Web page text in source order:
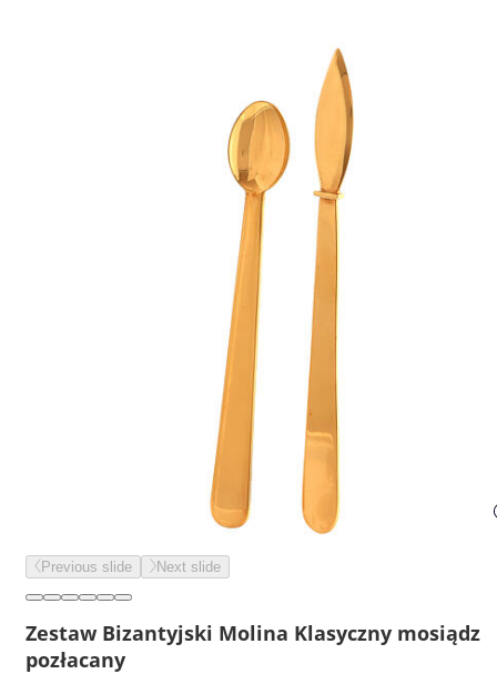
Previous slide Next slide
Zestaw Bizantyjski Molina Klasyczny mosiądz
pozłacany